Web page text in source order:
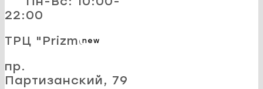
22:00
new
ТРЦ "Prizma"
пр.
Партизанский, 79